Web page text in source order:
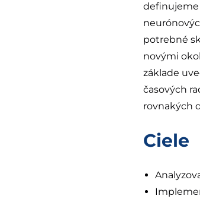
definujeme
potrebné
novými
základe
časových
rovnakých
Ciele